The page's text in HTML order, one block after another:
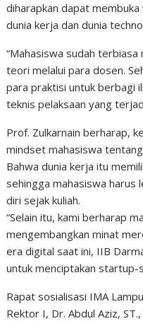
diharapkan dapat
dunia kerja dan dunia
“Mahasiswa sudah
teori melalui para dosen.
para praktisi untuk berbagi
teknis pelaksaan yang
Prof. Zulkarnain berharap,
mindset mahasiswa
Bahwa dunia kerja itu
sehingga mahasiswa harus
diri sejak kuliah.
“Selain itu, kami berharap
mengembangkan minat
era digital saat ini, IIB
untuk menciptakan startup-
Rapat sosialisasi IMA
Rektor I, Dr. Abdul Aziz,